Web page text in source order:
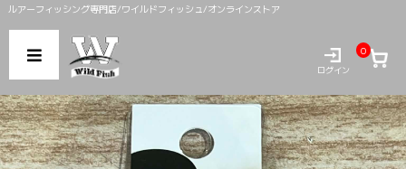
ルアーフィッシング専門店/ワイルドフィッシュ/オンラインストア
ログイン
0